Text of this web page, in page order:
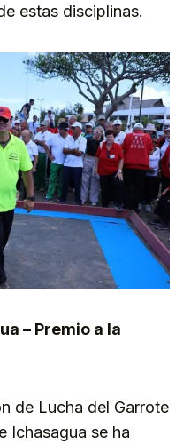
estas disciplinas.
– Premio a la
de Lucha del Garrote
Ichasagua se ha